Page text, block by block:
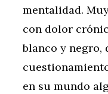
mentalidad.
con dolor
blanco y negro,
en su mundo